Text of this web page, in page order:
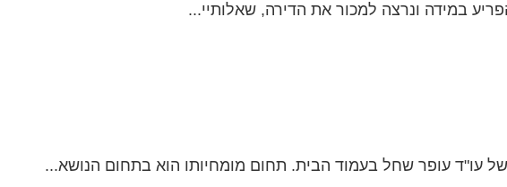
במידה ונרצה למכור את הדירה, שאלותיי...